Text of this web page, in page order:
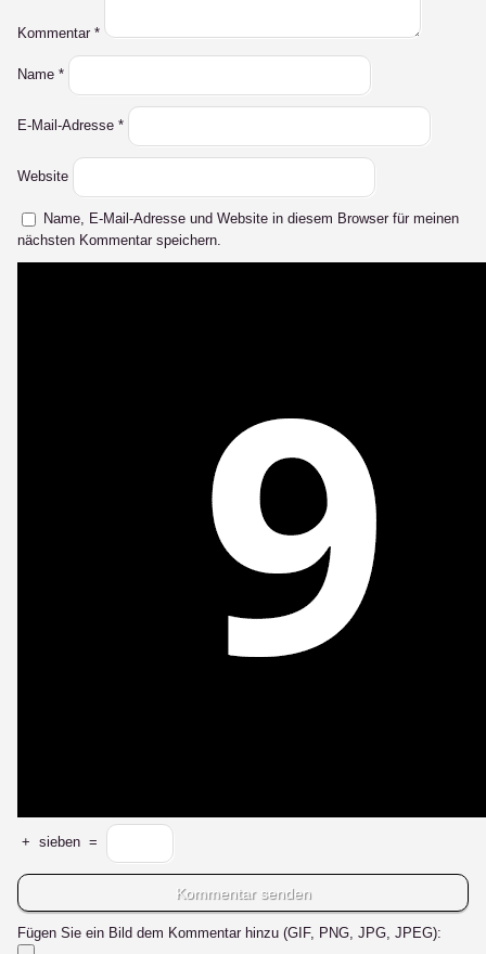
Kommentar *
Name *
E-Mail-Adresse *
Website
Name, E-Mail-Adresse und Website in diesem Browser für meinen
nächsten Kommentar speichern.
+ sieben =
Fügen Sie ein Bild dem Kommentar hinzu (GIF, PNG, JPG, JPEG):